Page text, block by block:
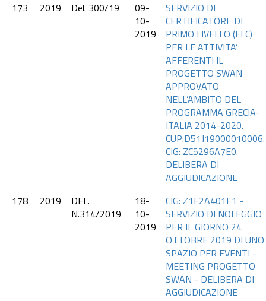
173
2019 Del. 300/19
09-
10-
2019
SERVIZIO DI
CERTIFICATORE DI
PRIMO LIVELLO (FLC)
PER LE ATTIVITA’
AFFERENTI IL
PROGETTO SWAN
APPROVATO
NELL’AMBITO DEL
PROGRAMMA GRECIA-
ITALIA 2014-2020.
CUP:D51J19000010006.
CIG: ZC5296A7E0.
DELIBERA DI
AGGIUDICAZIONE
178
2019
DEL.
N.314/2019
18-
10-
2019
CIG: Z1E2A401E1 -
SERVIZIO DI NOLEGGIO
PER IL GIORNO 24
OTTOBRE 2019 DI UNO
SPAZIO PER EVENTI -
MEETING PROGETTO
SWAN - DELIBERA DI
AGGIUDICAZIONE